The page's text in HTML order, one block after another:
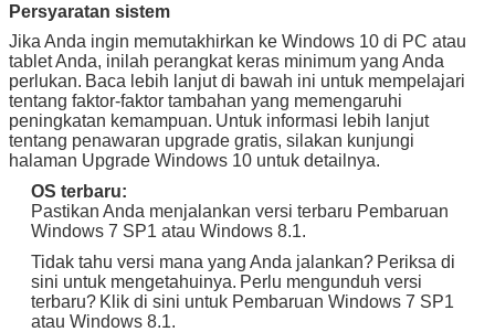
Persyaratan sistem
Jika Anda ingin memutakhirkan ke Windows 10 di PC atau
tablet Anda, inilah perangkat keras minimum yang Anda
perlukan. Baca lebih lanjut di bawah ini untuk mempelajari
tentang faktor-faktor tambahan yang memengaruhi
peningkatan kemampuan. Untuk informasi lebih lanjut
tentang penawaran upgrade gratis, silakan kunjungi
halaman Upgrade Windows 10 untuk detailnya.
OS terbaru:
Pastikan Anda menjalankan versi terbaru Pembaruan
Windows 7 SP1 atau Windows 8.1.
Tidak tahu versi mana yang Anda jalankan? Periksa di
sini untuk mengetahuinya. Perlu mengunduh versi
terbaru? Klik di sini untuk Pembaruan Windows 7 SP1
atau Windows 8.1.